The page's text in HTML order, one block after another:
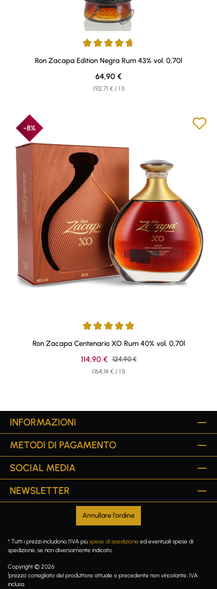
Average rating of 4.84 out of 5 stars
Ron Zacapa Edition Negra Rum 43% vol. 0,70l
(92,71 € / 1 l)
Regular price:
64,90 €
-8%
Ron Zacapa Centenario XO Rum 40% vol. 0,70l
(164,14 € / 1 l)
Sale price:
114,90 € Regular price:
124,90 €
INFORMAZIONI
METODI DI PAGAMENTO
SOCIAL MEDIA
NEWSLETTER
Annullare l'ordine
* Tutti i prezzi includono l'IVA più spese di spedizione ed eventuali spese di
spedizione, se non diversamente indicato.
Copyright © 2026
1prezzo consigliato del produttore attuale o precedente non vincolante, IVA
inclusa.